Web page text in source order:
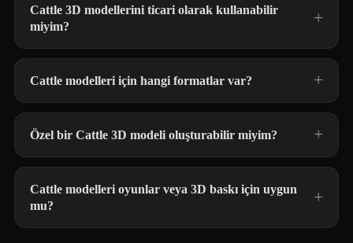
Cattle 3D modellerini ticari olarak kullanabilir
miyim?
Cattle modelleri için hangi formatlar var?
Özel bir Cattle 3D modeli oluşturabilir miyim?
Cattle modelleri oyunlar veya 3D baskı için uygun
mu?